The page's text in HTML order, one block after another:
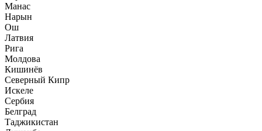
Манас
Нарын
Ош
Латвия
Рига
Молдова
Кишинёв
Северный Кипр
Искеле
Сербия
Белград
Таджикистан